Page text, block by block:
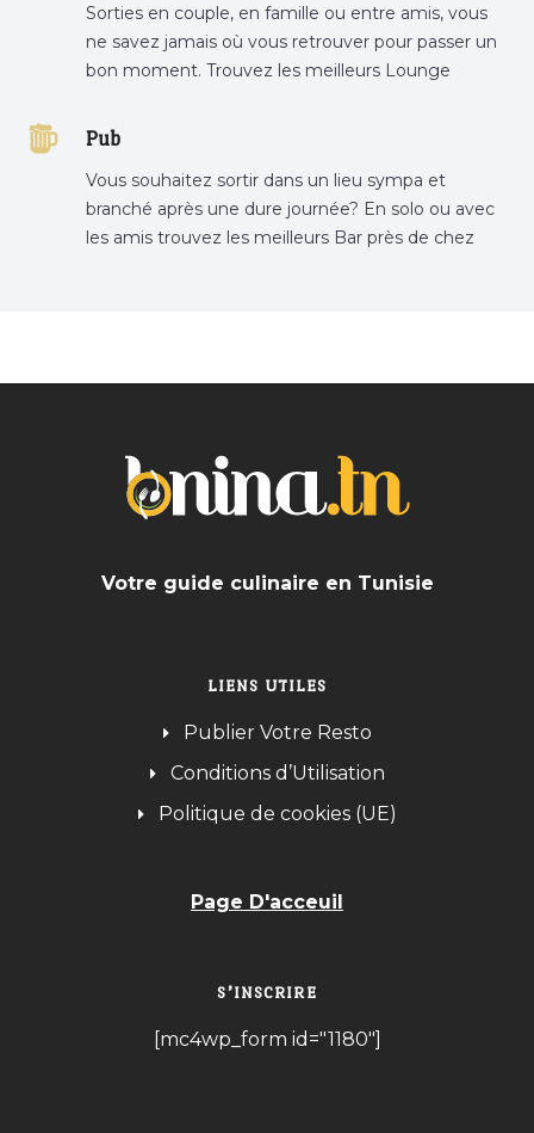
Sorties en couple, en famille ou entre amis, vous
ne savez jamais où vous retrouver pour passer un
bon moment. Trouvez les meilleurs Lounge
Pub
Vous souhaitez sortir dans un lieu sympa et
branché après une dure journée? En solo ou avec
les amis trouvez les meilleurs Bar près de chez
Votre guide culinaire en Tunisie
LIENS UTILES
Publier Votre Resto
Conditions d’Utilisation
Politique de cookies (UE)
Page D'acceuil
S’INSCRIRE
[mc4wp_form id="1180"]